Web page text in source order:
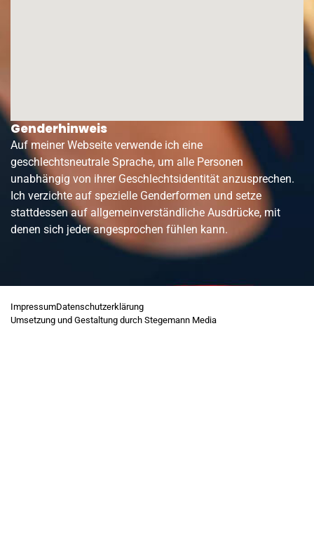
Genderhinweis
Auf meiner Webseite verwende ich eine
geschlechtsneutrale Sprache, um alle Personen
unabhängig von ihrer Geschlechtsidentität anzusprechen.
Ich verzichte auf spezielle Genderformen und setze
stattdessen auf allgemeinverständliche Ausdrücke, mit
denen sich jeder angesprochen fühlen kann.
ImpressumDatenschutzerklärung
Umsetzung und Gestaltung durch Stegemann Media